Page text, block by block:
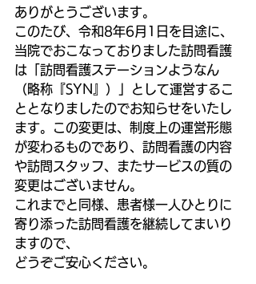
ありがとうございます。
このたび、令和8年6月1日を目途に、
当院でおこなっておりました訪問看護
は「訪問看護ステーションようなん
（略称『SYN』）」として運営するこ
ととなりましたのでお知らせをいたし
ます。この変更は、制度上の運営形態
が変わるものであり、訪問看護の内容
や訪問スタッフ、またサービスの質の
変更はございません。
これまでと同様、患者様一人ひとりに
寄り添った訪問看護を継続してまいり
ますので、
どうぞご安心ください。